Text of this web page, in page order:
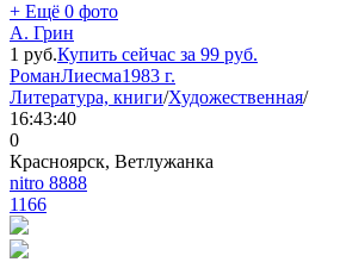
+ Ещё 0 фото
А. Грин
1 руб.Купить сейчас за 99 руб.
РоманЛиесма1983 г.
Литература, книги/Художественная/
16:43:40
0
Красноярск, Ветлужанка
nitro 8888
1166